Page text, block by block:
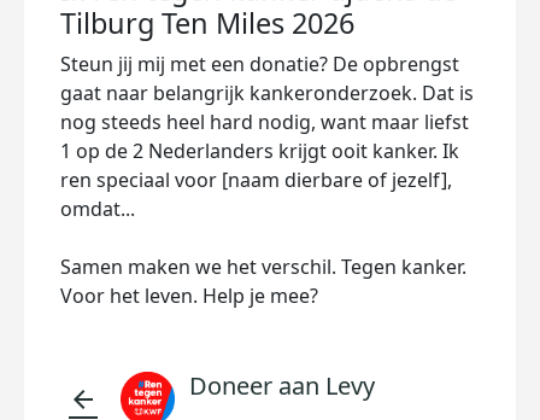
Tilburg Ten Miles 2026
Steun jij mij met een donatie? De opbrengst
gaat naar belangrijk kankeronderzoek. Dat is
nog steeds heel hard nodig, want maar liefst
1 op de 2 Nederlanders krijgt ooit kanker. Ik
ren speciaal voor [naam dierbare of jezelf],
omdat...
Samen maken we het verschil. Tegen kanker.
Voor het leven. Help je mee?
arrow_back Doneer aan Levy